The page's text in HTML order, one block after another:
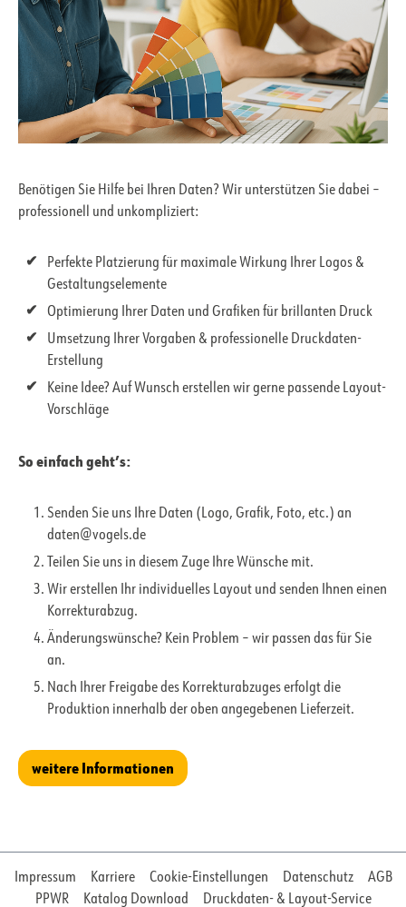
Benötigen Sie Hilfe bei Ihren Daten? Wir unterstützen Sie dabei –
professionell und unkompliziert:
Perfekte Platzierung für maximale Wirkung Ihrer Logos &
Gestaltungselemente
Optimierung Ihrer Daten und Grafiken für brillanten Druck
Umsetzung Ihrer Vorgaben & professionelle Druckdaten-
Erstellung
Keine Idee? Auf Wunsch erstellen wir gerne passende Layout-
Vorschläge
So einfach geht’s:
Senden Sie uns Ihre Daten (Logo, Grafik, Foto, etc.) an
daten@vogels.de
Teilen Sie uns in diesem Zuge Ihre Wünsche mit.
Wir erstellen Ihr individuelles Layout und senden Ihnen einen
Korrekturabzug.
Änderungswünsche? Kein Problem – wir passen das für Sie
an.
Nach Ihrer Freigabe des Korrekturabzuges erfolgt die
Produktion innerhalb der oben angegebenen Lieferzeit.
weitere Informationen
Impressum Karriere Cookie-Einstellungen Datenschutz
AGB
PPWR
Katalog Download Druckdaten- & Layout-Service